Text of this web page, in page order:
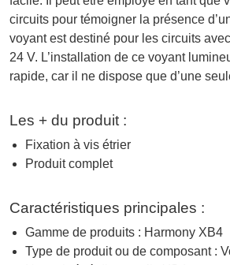
circuits pour témoigner la présence
voyant est destiné pour les circuits
24 V. L’installation de ce voyant
rapide, car il ne dispose que d’une
Les + du produit :
Fixation à vis étrier
Produit complet
Caractéristiques principales :
Gamme de produits : Harmony XB4
Type de produit ou de composant :